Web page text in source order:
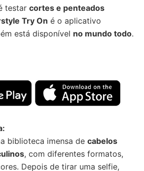
testar cortes e penteados
Try On é o aplicativo
está disponível no mundo todo.
biblioteca imensa de cabelos
, com diferentes formatos,
Depois de tirar uma selfie,